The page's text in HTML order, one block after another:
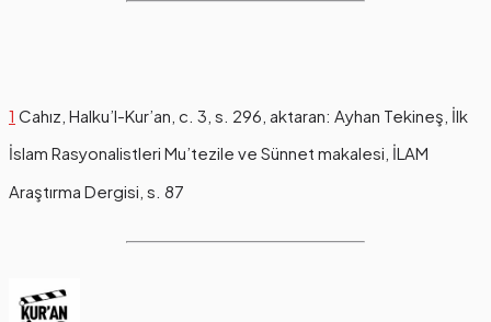
1 Cahız, Halku’l-Kur’an, c. 3, s. 296, aktaran: Ayhan Tekineş, İlk
İslam Rasyonalistleri Mu’tezile ve Sünnet makalesi, İLAM
Araştırma Dergisi, s. 87